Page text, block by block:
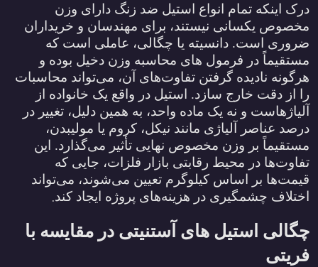
درک اینکه تمام انواع استیل ضد زنگ دارای وزن
مخصوص یکسانی نیستند، برای مهندسان و خریداران
ضروری است. دانسیته یا چگالی، عاملی است که
مستقیماً در فرمول ‌های محاسبه وزن دخیل بوده و
هرگونه نادیده گرفتن تفاوت‌های آن، می‌تواند محاسبات
را از دقت خارج سازد. استیل در واقع یک خانواده از
آلیاژهاست و نه یک ماده واحد، به همین دلیل، تغییر در
درصد عناصر آلیاژی مانند نیکل، کروم یا مولیبدن،
مستقیماً بر وزن مخصوص نهایی تأثیر می‌گذارد. این
تفاوت‌ها در محیط رقابتی بازار فلزات، جایی که
قیمت‌ها بر اساس کیلوگرم تعیین می‌شوند، می‌تواند
اختلاف چشمگیری در هزینه‌های پروژه ایجاد کند.
چگالی استیل ‌های آستنیتی در مقایسه با
فریتی